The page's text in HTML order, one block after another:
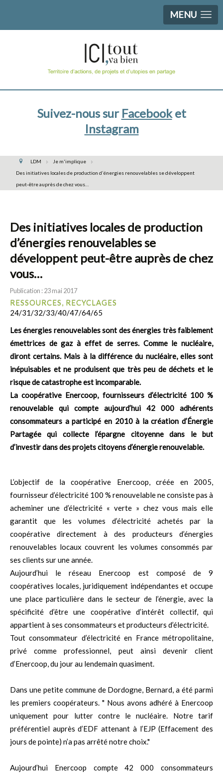
MENU
Suivez-nous sur Facebooket
Instagram
LDM
Je m'implique
Des initiatives locales de production d’énergies renouvelables se développent
peut-être auprès de chez vous…
Des initiatives locales de production
d’énergies renouvelables se
développent peut-être auprès de chez
vous…
Publication : 23 mai 2017
RESSOURCES, RECYCLAGES
24/31/32/33/40/47/64/65
Les énergies renouvelables sont des énergies très faiblement
émettrices de gaz à effet de serres. Comme le nucléaire,
diront certains. Mais à la différence du nucléaire, elles sont
inépuisables et ne produisent que très peu de déchets et le
risque de catastrophe est incomparable.
La coopérative Enercoop, fournisseurs d’électricité 100 %
renouvelable qui compte aujourd’hui 42 000 adhérents
consommateurs a participé en 2010 à la création d’Énergie
Partagée qui collecte l’épargne citoyenne dans le but
d’investir dans des projets citoyens d’énergie renouvelable.
L’objectif de la coopérative Enercoop, créée en 2005,
fournisseur d’électricité 100 % renouvelable ne consiste pas à
acheminer une d’électricité « verte » chez vous mais elle
garantit que les volumes d’électricité achetés par la
coopérative directement à des producteurs d’énergies
renouvelables locaux couvrent les volumes consommés par
ses clients sur une année.
Aujourd’hui le réseau Enercoop est composé de 9
coopératives locales, juridiquement indépendantes et occupe
une place particulière dans le secteur de l’énergie, avec la
spécificité d’être une coopérative d’intérêt collectif, qui
appartient à ses consommateurs et producteurs d’électricité.
Tout consommateur d’électricité en France métropolitaine,
privé comme professionnel, peut ainsi devenir client
d’Enercoop, du jour au lendemain quasiment.
Dans une petite commune de Dordogne, Bernard, a été parmi
les premiers coopérateurs. " Nous avons adhéré à Enercoop
uniquement pour lutter contre le nucléaire. Notre tarif
préférentiel auprès d’EDF attenant à l’EJP (Effacement des
jours de pointe) n’a pas arrêté notre choix."
Aujourd’hui Enercoop compte 42 000 consommateurs